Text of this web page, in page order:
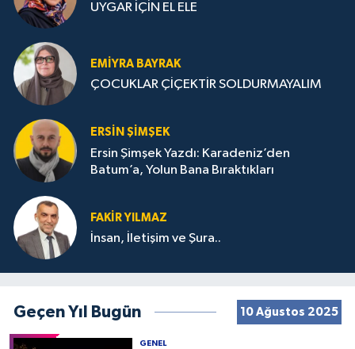
UYGAR İÇİN EL ELE
EMIYRA BAYRAK
ÇOCUKLAR ÇİÇEKTİR SOLDURMAYALIM
ERSIN ŞIMŞEK
Ersin Şimşek Yazdı: Karadeniz’den
Batum’a, Yolun Bana Bıraktıkları
FAKIR YILMAZ
İnsan, İletişim ve Şura..
Geçen Yıl Bugün 10 Ağustos 2025
GENEL